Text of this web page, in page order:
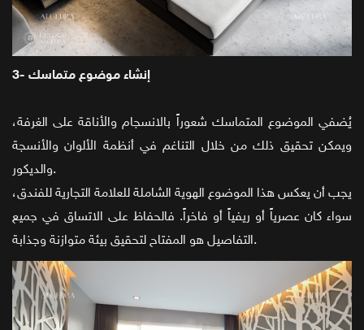
3- إنشاء موضوع متماسك
يُضفي الموضوع المتماسك شعوراً بالانسجام والأناقة على الغرفة،
ويمكن تحقيق ذلك من خلال التناغم في أنظمة الألوان والأنسجة
والديكور.
يجب أن يعكس هذا الموضوع الهوية الشاملة للعلامة التجارية للفندق،
سواء كان عصرياً أو ريفياً أو فاخراً. فالحفاظ على الاتساق في جميع
التفاصيل هو المفتاح لتحقيق بيئة متوازنة وجذابة.